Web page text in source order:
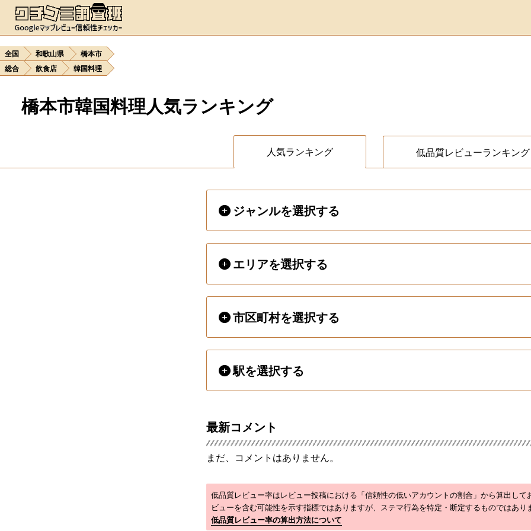
全国 和歌山県
橋本市
総合
飲食店 韓国料理
橋本市韓国料理人気ランキング
人気ランキング 低品質レビューランキング
ジャンルを選択する
エリアを選択する
市区町村を選択する
駅を選択する
最新コメント
まだ、コメントはありません。
低品質レビュー率はレビュー投稿における「信頼性の低いアカウントの割合」から算出して
ビューを含む可能性を示す指標ではありますが、ステマ行為を特定・断定するものではあり
低品質レビュー率の算出方法について